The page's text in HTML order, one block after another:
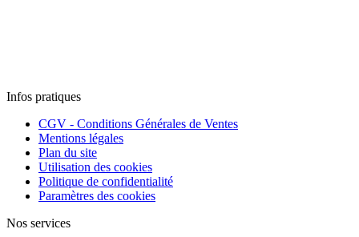
Infos pratiques
CGV - Conditions Générales de Ventes
Mentions légales
Plan du site
Utilisation des cookies
Politique de confidentialité
Paramètres des cookies
Nos services